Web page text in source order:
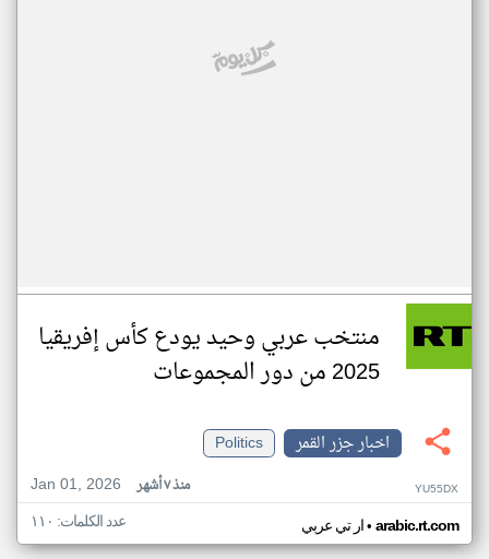
منتخب عربي وحيد يودع كأس إفريقيا
2025 من دور المجموعات
اخبار جزر القمر
Politics
Jan 01, 2026
منذ ٧ أشهر YU55DX
ار تي عربي• arabic.rt.com عدد الكلمات: ١١٠